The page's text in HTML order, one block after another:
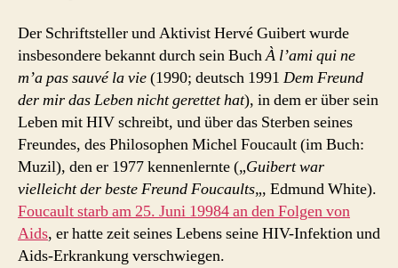
Der Schriftsteller und Aktivist Hervé Guibert wurde
insbesondere bekannt durch sein BuchÀ l’ami qui ne
m’a pas sauvé la vie(1990; deutsch 1991 Dem Freund
der mir das Leben nicht gerettet hat), in dem er über sein
Leben mit HIV schreibt, und über das Sterben seines
Freundes, des Philosophen Michel Foucault (im Buch:
Muzil), den er 1977 kennenlernte („Guibert war
vielleicht der beste Freund Foucaults„, Edmund White).
Foucault starb am 25. Juni 19984 an den Folgen von
Aids, er hatte zeit seines Lebens seine HIV-Infektion und
Aids-Erkrankung verschwiegen.